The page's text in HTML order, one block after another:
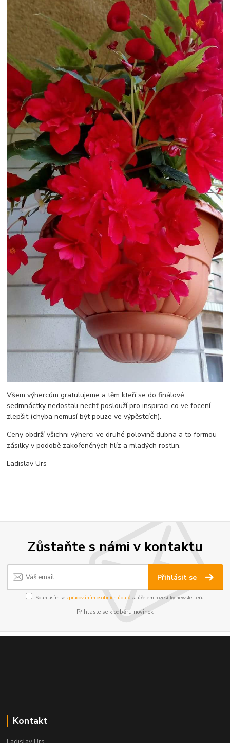
Všem výhercům gratulujeme a těm kteří se do finálové
sedmnáctky nedostali nechť poslouží pro inspiraci co ve focení
zlepšit (chyba nemusí být pouze ve výpěstcích).
Ceny obdrží všichni výherci ve druhé polovině dubna a to formou
zásilky v podobě zakořeněných hlíz a mladých rostlin.
Ladislav Urs
Zůstaňte s námi v kontaktu
Přihlásit se
Souhlasím se zpracováním osobních údajůza účelem rozesílky newsletteru.
Přihlaste se k odběru novinek
Kontakt